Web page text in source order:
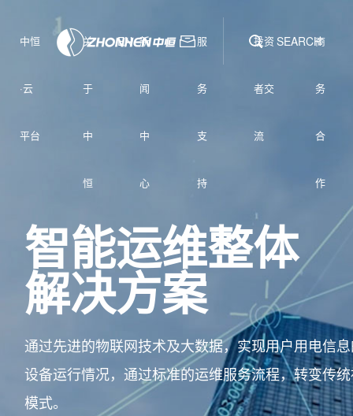
中恒
·云
平台
关
于
中
恒
新
闻
中
心
服
务
支
持
投资
者交
流
商
务
合
作
SEARCH
EN
智能运维整体
解决方案
通过先进的物联网技术及大数据，实现用户用电信
设备运行情况，通过标准的运维服务流程，转变传
模式。